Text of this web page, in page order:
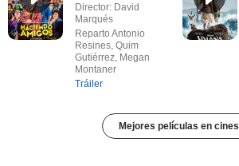
Director: David
Marqués
Reparto Antonio
Resines, Quim
Gutiérrez, Megan
Montaner
Tráiler
Mejores películas en cines